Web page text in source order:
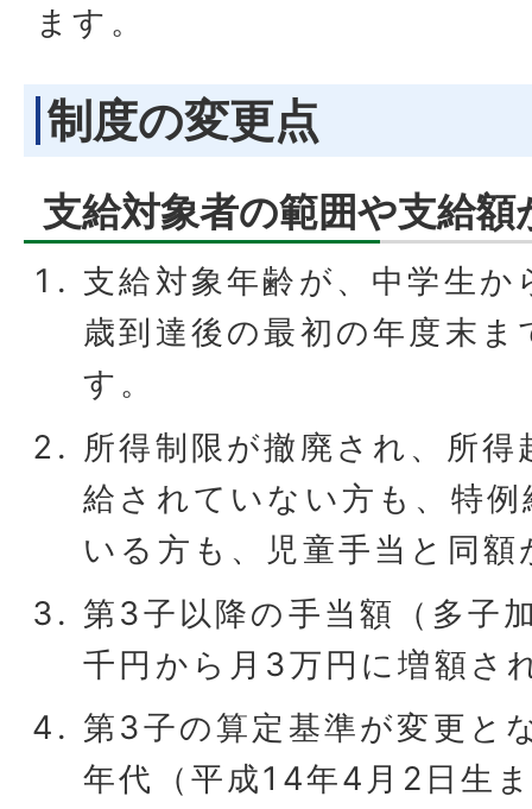
ます。
制度の変更点
支給対象者の範囲や支給
支給対象年齢が、中学生
歳到達後の最初の年度末
す。
所得制限が撤廃され、所
給されていない方も、特
いる方も、児童手当と同
第3子以降の手当額（多子
千円から月3万円に増額さ
第3子の算定基準が変更と
年代（平成14年4月2日生